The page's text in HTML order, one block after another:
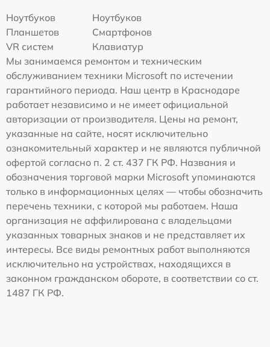
Ноутбуков
Ноутбуков
Планшетов
Смартфонов
VR систем
Клавиатур
Мы занимаемся ремонтом и техническим
обслуживанием техники Microsoft по истечении
гарантийного периода. Наш центр в Краснодаре
работает независимо и не имеет официальной
авторизации от производителя. Цены на ремонт,
указанные на сайте, носят исключительно
ознакомительный характер и не являются публичной
офертой согласно п. 2 ст. 437 ГК РФ. Названия и
обозначения торговой марки Microsoft упоминаются
только в информационных целях — чтобы обозначить
перечень техники, с которой мы работаем. Наша
организация не аффилирована с владельцами
указанных товарных знаков и не представляет их
интересы. Все виды ремонтных работ выполняются
исключительно на устройствах, находящихся в
законном гражданском обороте, в соответствии со ст.
1487 ГК РФ.